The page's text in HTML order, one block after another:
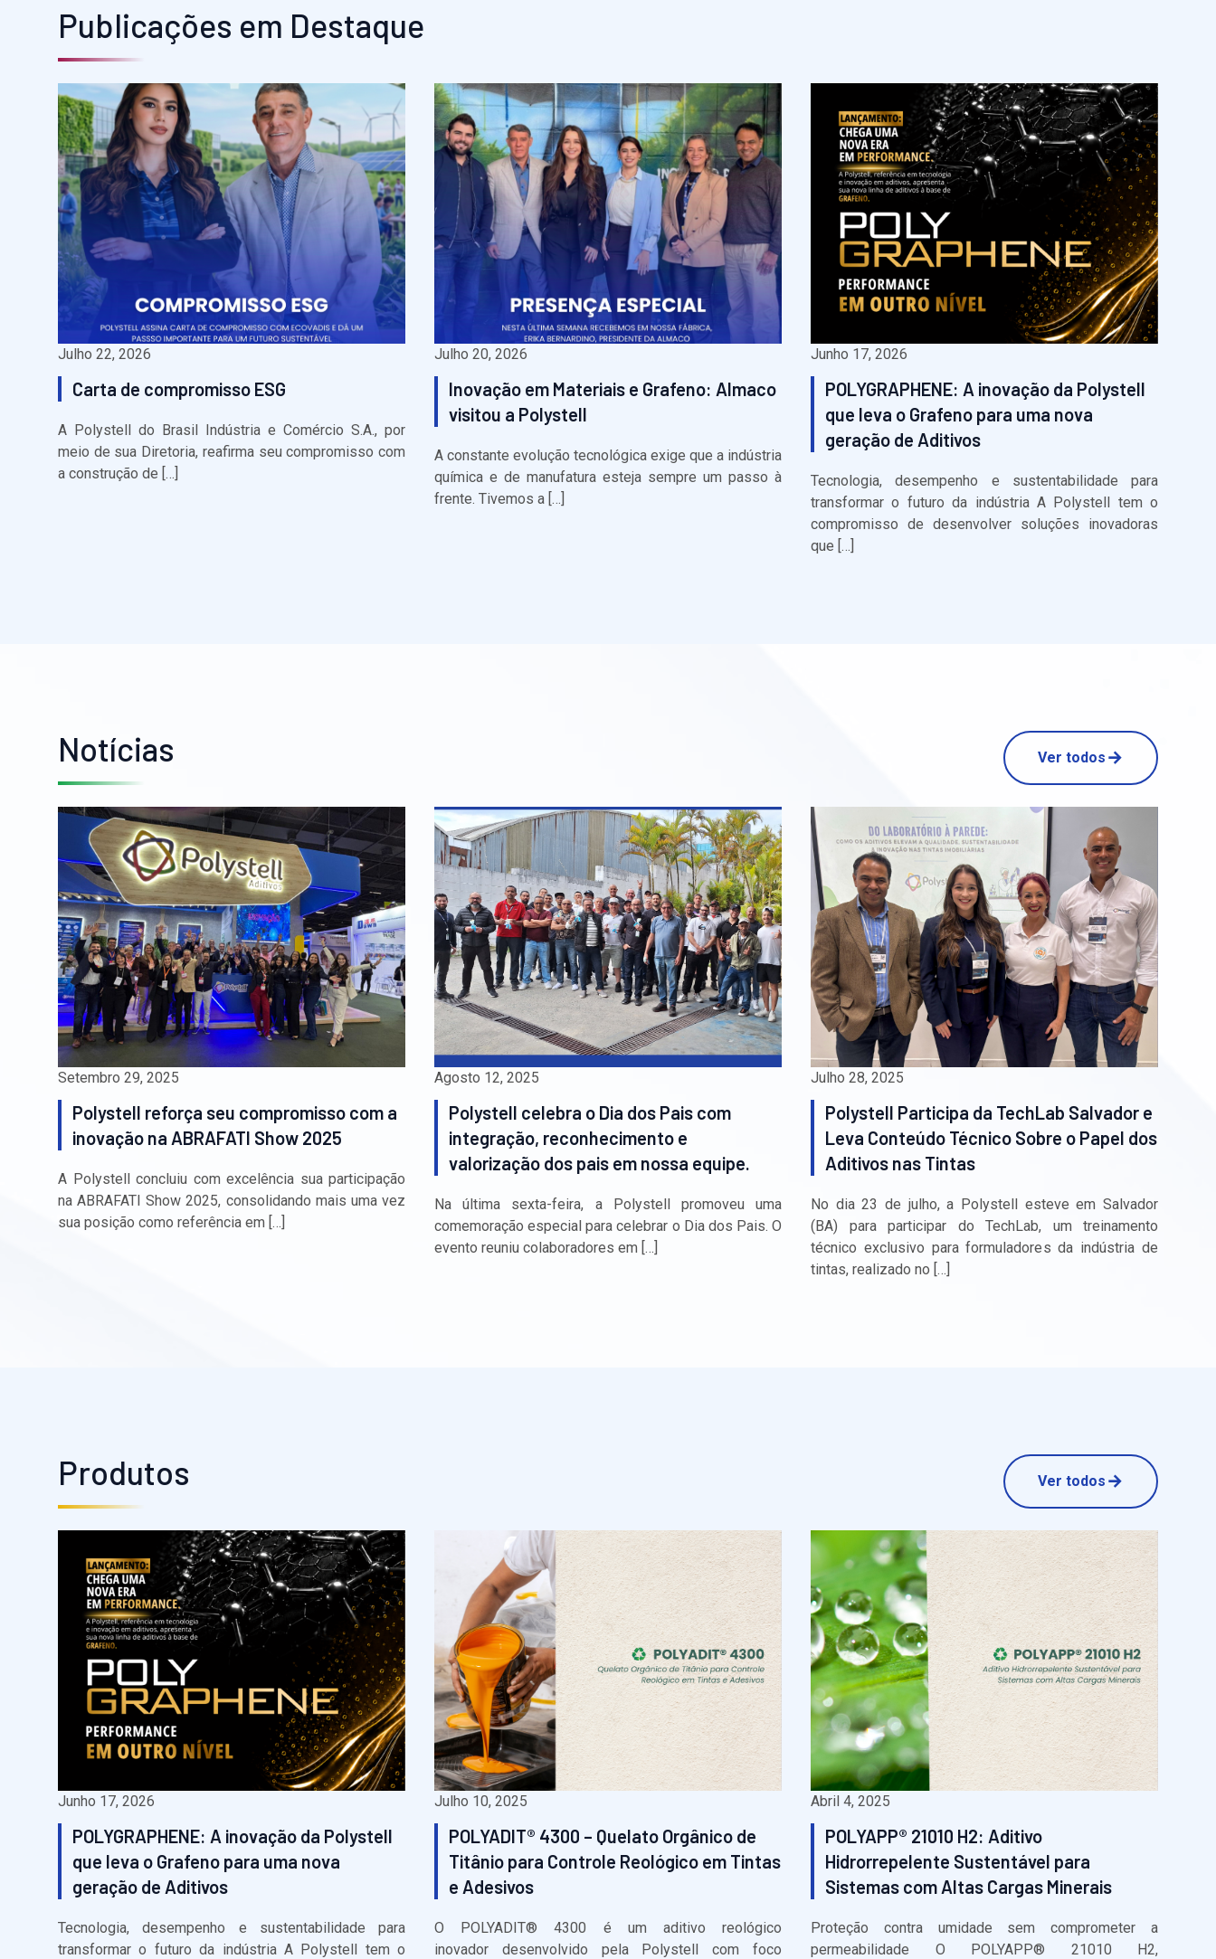
Publicações em Destaque
Julho 22, 2026
Carta de compromisso ESG
A Polystell do Brasil Indústria e Comércio S.A., por
meio de sua Diretoria, reafirma seu compromisso com
a construção de […]
Julho 20, 2026
Inovação em Materiais e Grafeno: Almaco
visitou a Polystell
A constante evolução tecnológica exige que a indústria
química e de manufatura esteja sempre um passo à
frente. Tivemos a […]
Junho 17, 2026
POLYGRAPHENE: A inovação da Polystell
que leva o Grafeno para uma nova
geração de Aditivos
Tecnologia, desempenho e sustentabilidade para
transformar o futuro da indústria A Polystell tem o
compromisso de desenvolver soluções inovadoras
que […]
Notícias Ver todos
Setembro 29, 2025
Polystell reforça seu compromisso com a
inovação na ABRAFATI Show 2025
A Polystell concluiu com excelência sua participação
na ABRAFATI Show 2025, consolidando mais uma vez
sua posição como referência em […]
Agosto 12, 2025
Polystell celebra o Dia dos Pais com
integração, reconhecimento e
valorização dos pais em nossa equipe.
Na última sexta-feira, a Polystell promoveu uma
comemoração especial para celebrar o Dia dos Pais. O
evento reuniu colaboradores em […]
Julho 28, 2025
Polystell Participa da TechLab Salvador e
Leva Conteúdo Técnico Sobre o Papel dos
Aditivos nas Tintas
No dia 23 de julho, a Polystell esteve em Salvador
(BA) para participar do TechLab, um treinamento
técnico exclusivo para formuladores da indústria de
tintas, realizado no […]
Produtos Ver todos
Junho 17, 2026
POLYGRAPHENE: A inovação da Polystell
que leva o Grafeno para uma nova
geração de Aditivos
Tecnologia, desempenho e sustentabilidade para
transformar o futuro da indústria A Polystell tem o
Julho 10, 2025
POLYADIT® 4300 – Quelato Orgânico de
Titânio para Controle Reológico em Tintas
e Adesivos
O POLYADIT® 4300 é um aditivo reológico
inovador desenvolvido pela Polystell com foco
Abril 4, 2025
POLYAPP® 21010 H2: Aditivo
Hidrorrepelente Sustentável para
Sistemas com Altas Cargas Minerais
Proteção contra umidade sem comprometer a
permeabilidade O POLYAPP® 21010 H2,